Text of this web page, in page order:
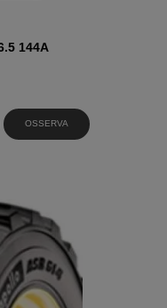
144A
OSSERVA